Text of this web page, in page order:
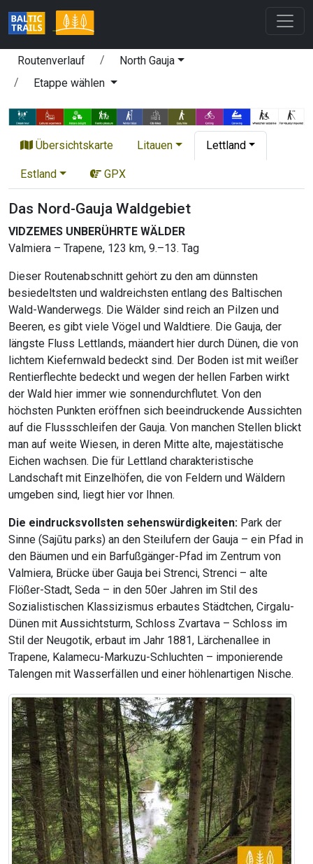
Routenverlauf
North Gauja
Etappe wählen
Übersichtskarte Litauen Lettland
Estland GPX
Das Nord-Gauja Waldgebiet
VIDZEMES UNBERÜHRTE WÄLDER
Valmiera – Trapene, 123 km, 9.–13. Tag
Dieser Routenabschnitt gehört zu den am dünnsten
besiedeltsten und waldreichsten entlang des Baltischen
Wald-Wanderwegs. Die Wälder sind reich an Pilzen und
Beeren, es gibt viele Vögel und Waldtiere. Die Gauja, der
längste Fluss Lettlands, mäandert hier durch Dünen, die von
lichtem Kiefernwald bedeckt sind. Der Boden ist mit weißer
Rentierflechte bedeckt und wegen der hellen Farben wirkt
der Wald hier immer wie sonnendurchflutet. Von den
höchsten Punkten eröffnen sich beeindruckende Aussichten
auf die Flussschleifen der Gauja. Von manchen Stellen blickt
man auf weite Wiesen, in deren Mitte alte, majestätische
Eichen wachsen. Die für Lettland charakteristische
Landschaft mit Einzelhöfen, die von Feldern und Wäldern
umgeben sind, liegt hier vor Ihnen.
Die eindrucksvollsten sehenswürdigkeiten: Park der
Sinne (Sajūtu parks) an den Steilufern der Gauja – ein Pfad in
den Bäumen und ein Barfußgänger-Pfad im Zentrum von
Valmiera, Brücke über Gauja bei Strenci, Strenci – alte
Flößer-Stadt, Seda – in den 50er Jahren im Stil des
Sozialistischen Klassizismus erbautes Städtchen, Cirgalu-
Dünen mit Aussichtsturm, Schloss Zvartava – Schloss im
Stil der Neugotik, erbaut im Jahr 1881, Lärchenallee in
Trapene, Kalamecu-Markuzu-Schluchten – imponierende
Talengen mit Wasserfällen und einer höhlenartigen Nische.